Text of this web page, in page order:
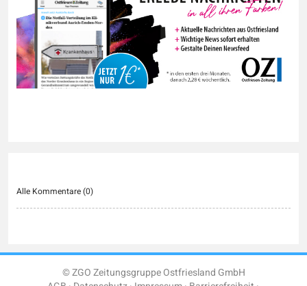
Alle Kommentare (0)
© ZGO Zeitungsgruppe Ostfriesland GmbH